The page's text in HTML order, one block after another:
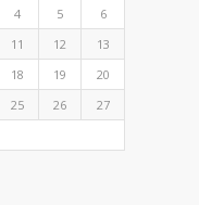
4 5
6
11 12
13
18 19
20
25 26
27